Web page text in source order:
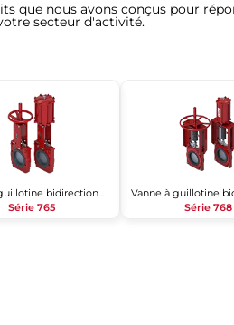
que nous avons conçus pour
secteur d'activité.
Vanne à guillotine bidirectionnelle
Série 765
Série 768